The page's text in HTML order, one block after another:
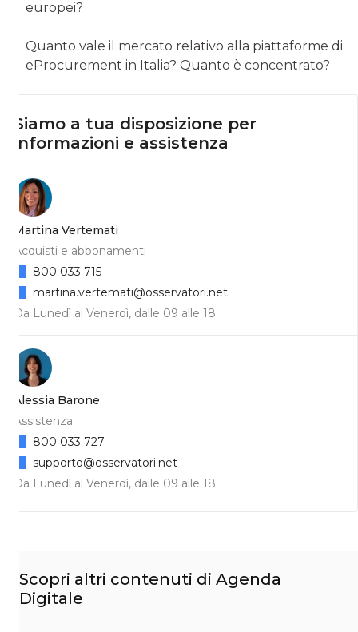
europei?
Quanto vale il mercato relativo alla piattaforme di
eProcurement in Italia? Quanto è concentrato?
Siamo a tua disposizione per
informazioni e assistenza
Martina Vertemati
Acquisti e abbonamenti
Da Lunedì al Venerdì, dalle 09 alle 18
800 033 715
martina.vertemati@osservatori.net
Alessia Barone
Assistenza
Da Lunedì al Venerdì, dalle 09 alle 18
800 033 727
supporto@osservatori.net
Scopri altri contenuti di Agenda
Digitale